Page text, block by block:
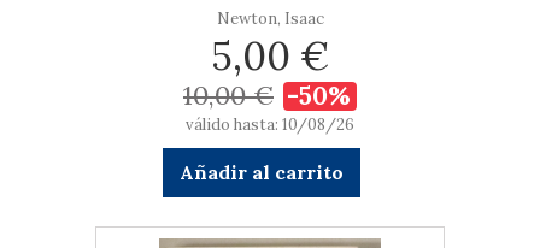
Newton, Isaac
5,00 €
10,00 € -50%
válido hasta: 10/08/26
Añadir al carrito